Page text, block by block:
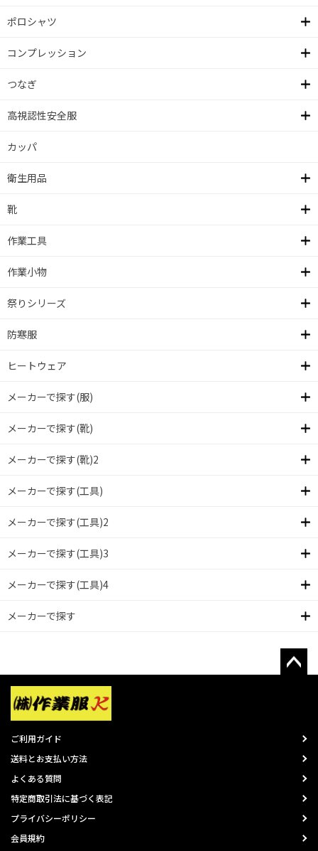
ポロシャツ
コンプレッション
つなぎ
高視認性安全服
カッパ
衛生用品
靴
作業工具
作業小物
祭りシリーズ
防寒服
ヒートウェア
メーカーで探す(服)
メーカーで探す(靴)
メーカーで探す(靴)2
メーカーで探す(工具)
メーカーで探す(工具)2
メーカーで探す(工具)3
メーカーで探す(工具)4
メーカーで探す
ご利用ガイド
送料とお支払い方法
よくある質問
特定商取引法に基づく表記
プライバシーポリシー
会員規約